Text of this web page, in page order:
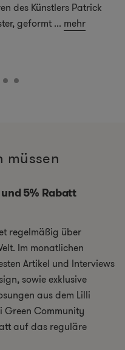
des Künstlers Patrick
geformt ... mehr
müssen
5% Rabatt
regelmäßig über
Im monatlichen
Artikel und Interviews
sowie exklusive
aus dem Lilli
Green Community
auf das reguläre